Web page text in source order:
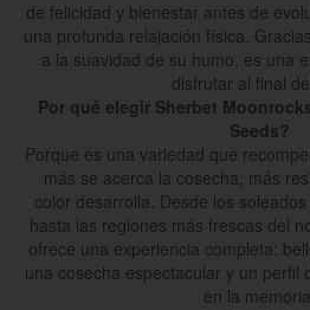
de felicidad y bienestar antes de
una profunda relajación física.
a la suavidad de su humo, es una
disfrutar al final
Por qué elegir Sherbet
Seeds?
Porque es una variedad que
más se acerca la cosecha, más
color desarrolla. Desde los
hasta las regiones más frescas del
ofrece una experiencia completa:
una cosecha espectacular y un perfil
en la